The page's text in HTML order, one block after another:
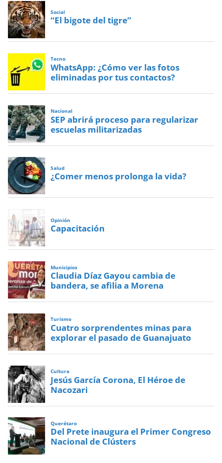
Social
“El bigote del tigre”
Tecno
WhatsApp: ¿Cómo ver las fotos
eliminadas por tus contactos?
Nacional
SEP abrirá proceso para regularizar
escuelas militarizadas
Salud
¿Comer menos prolonga la vida?
Opinión
Capacitación
Municipios
Claudia Díaz Gayou cambia de
bandera, se afilia a Morena
Turismo
Cuatro sorprendentes minas para
explorar el pasado de Guanajuato
Cultura
Jesús García Corona, El Héroe de
Nacozari
Querétaro
Del Prete inaugura el Primer Congreso
Nacional de Clústers